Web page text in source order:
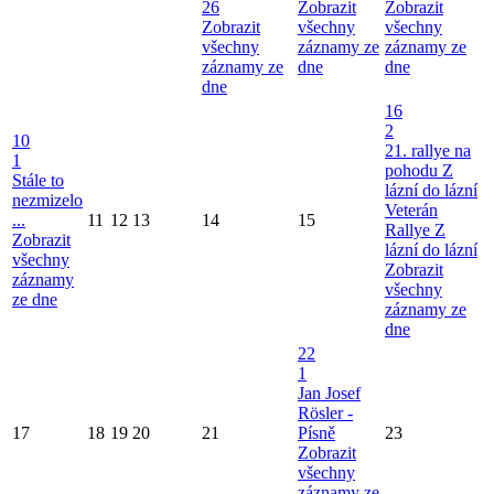
26
Zobrazit
všechny
záznamy ze
dne
Zobrazit
všechny
záznamy ze
dne
Zobrazit
všechny
záznamy ze
dne
10
1
Stále to
nezmizelo
...
Zobrazit
všechny
záznamy
ze dne
11 12 13 14 15
16
2
21. rallye na
pohodu Z
lázní do lázní
Veterán
Rallye Z
lázní do lázní
Zobrazit
všechny
záznamy ze
dne
17 18 19 20 21
22
1
Jan Josef
Rösler -
Písně
Zobrazit
všechny
23